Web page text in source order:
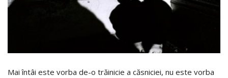
Mai întâi este vorba de-o trăinicie a căsniciei, nu este vorba